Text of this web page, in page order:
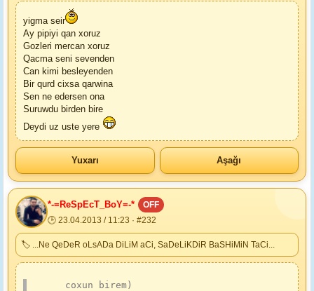
yigma seir
Ay pipiyi qan xoruz
Gozleri mercan xoruz
Qacma seni sevenden
Can kimi besleyenden
Bir qurd cixsa qarwina
Sen ne edersen ona
Suruwdu birden bire
Deydi uz uste yere
Yuxarı Aşağı
*-=ReSpEcT_BoY=-*
OFF
🕒 23.04.2013 / 11:23 · #232
🏷 ...Ne QeDeR oLsADa DiLiM aCi, SaDeLiKDiR BaSHiMiN TaCi...
      coxun birem)